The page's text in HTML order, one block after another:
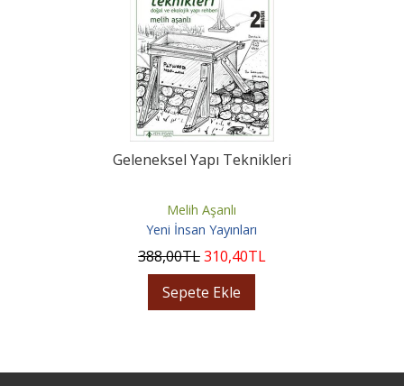
Geleneksel Yapı Teknikleri
Melih Aşanlı
Yeni İnsan Yayınları
388,00TL310,40TL
Sepete Ekle